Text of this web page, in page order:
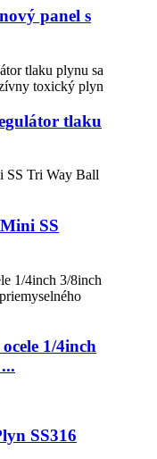
panel s
tlaku
SS
1/4inch
SS316